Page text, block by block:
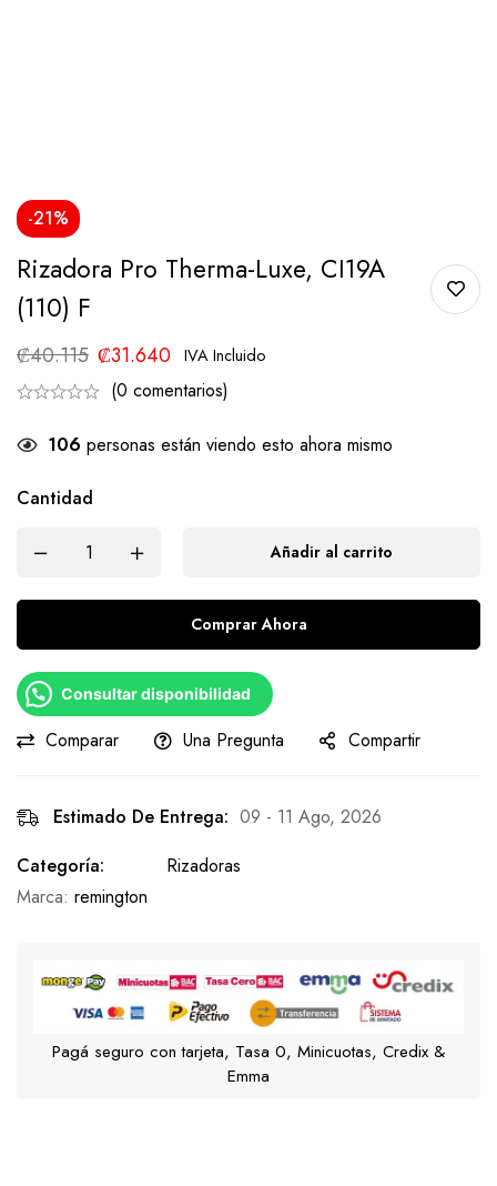
-21%
Rizadora Pro Therma-Luxe, CI19A
(110) F
₡40.115 ₡31.640 IVA Incluido
(0 comentarios)
106 personas están viendo esto ahora mismo
Cantidad
Añadir al carrito
Comprar Ahora
Consultar disponibilidad
Comparar Una Pregunta Compartir
Estimado De Entrega: 09 - 11 Ago, 2026
Categoría:
Rizadoras
Marca: remington
Pagá seguro con tarjeta, Tasa 0, Minicuotas, Credix &
Emma